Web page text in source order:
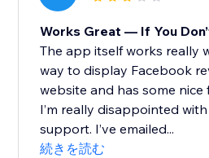
Works Great — If You
The app itself works really
way to display Facebook
website and has some nice
I’m really disappointed
support. I’ve emailed...
続きを読む